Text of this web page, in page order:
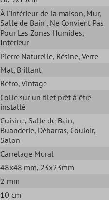
À l'intérieur de la maison, Mur,
Salle de Bain , Ne Convient Pas
Pour Les Zones Humides,
Intérieur
Pierre Naturelle, Résine, Verre
Mat, Brillant
Rétro, Vintage
Collé sur un filet prêt à être
installé
Cuisine, Salle de Bain,
Buanderie, Débarras, Couloir,
Salon
Carrelage Mural
48x48 mm, 23x23mm
2 mm
10 cm